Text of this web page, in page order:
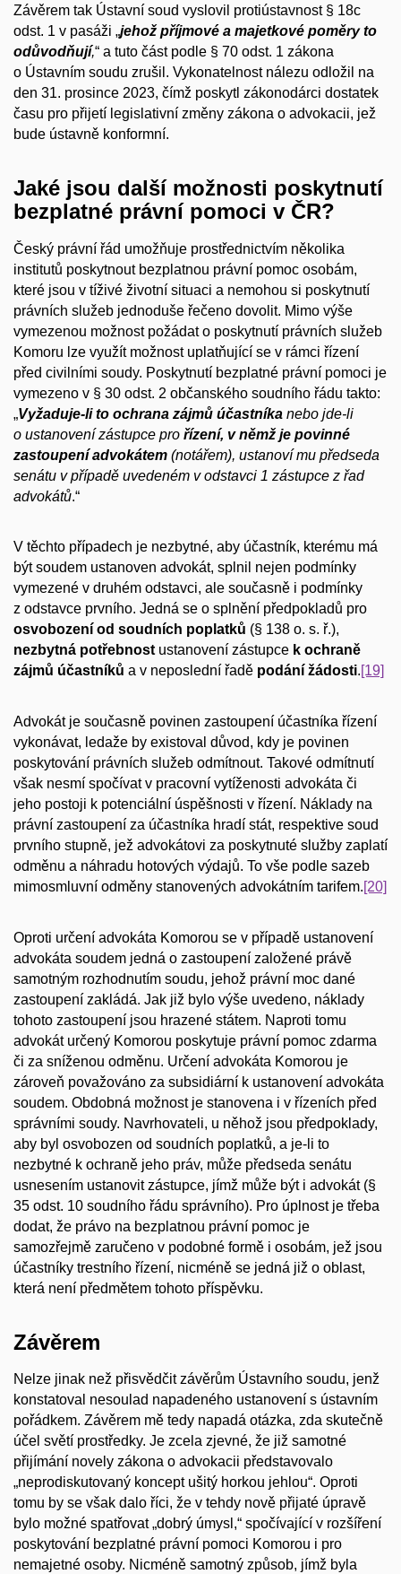
Závěrem tak Ústavní soud vyslovil protiústavnost § 18c
odst. 1 v pasáži „jehož příjmové a majetkové poměry to
odůvodňují,“ a tuto část podle § 70 odst. 1 zákona
o Ústavním soudu zrušil. Vykonatelnost nálezu odložil na
den 31. prosince 2023, čímž poskytl zákonodárci dostatek
času pro přijetí legislativní změny zákona o advokacii, jež
bude ústavně konformní.
Jaké jsou další možnosti poskytnutí
bezplatné právní pomoci v ČR?
Český právní řád umožňuje prostřednictvím několika
institutů poskytnout bezplatnou právní pomoc osobám,
které jsou v tíživé životní situaci a nemohou si poskytnutí
právních služeb jednoduše řečeno dovolit. Mimo výše
vymezenou možnost požádat o poskytnutí právních služeb
Komoru lze využít možnost uplatňující se v rámci řízení
před civilními soudy. Poskytnutí bezplatné právní pomoci je
vymezeno v § 30 odst. 2 občanského soudního řádu takto:
„Vyžaduje-li to ochrana zájmů účastníka nebo jde-li
o ustanovení zástupce pro řízení, v němž je povinné
zastoupení advokátem (notářem), ustanoví mu předseda
senátu v případě uvedeném v odstavci 1 zástupce z řad
advokátů.“
V těchto případech je nezbytné, aby účastník, kterému má
být soudem ustanoven advokát, splnil nejen podmínky
vymezené v druhém odstavci, ale současně i podmínky
z odstavce prvního. Jedná se o splnění předpokladů pro
osvobození od soudních poplatků (§ 138 o. s. ř.),
nezbytná potřebnost ustanovení zástupce k ochraně
zájmů účastníků a v neposlední řadě podání žádosti.[19]
Advokát je současně povinen zastoupení účastníka řízení
vykonávat, ledaže by existoval důvod, kdy je povinen
poskytování právních služeb odmítnout. Takové odmítnutí
však nesmí spočívat v pracovní vytíženosti advokáta či
jeho postoji k potenciální úspěšnosti v řízení. Náklady na
právní zastoupení za účastníka hradí stát, respektive soud
prvního stupně, jež advokátovi za poskytnuté služby zaplatí
odměnu a náhradu hotových výdajů. To vše podle sazeb
mimosmluvní odměny stanovených advokátním tarifem.[20]
Oproti určení advokáta Komorou se v případě ustanovení
advokáta soudem jedná o zastoupení založené právě
samotným rozhodnutím soudu, jehož právní moc dané
zastoupení zakládá. Jak již bylo výše uvedeno, náklady
tohoto zastoupení jsou hrazené státem. Naproti tomu
advokát určený Komorou poskytuje právní pomoc zdarma
či za sníženou odměnu. Určení advokáta Komorou je
zároveň považováno za subsidiární k ustanovení advokáta
soudem. Obdobná možnost je stanovena i v řízeních před
správními soudy. Navrhovateli, u něhož jsou předpoklady,
aby byl osvobozen od soudních poplatků, a je-li to
nezbytné k ochraně jeho práv, může předseda senátu
usnesením ustanovit zástupce, jímž může být i advokát (§
35 odst. 10 soudního řádu správního). Pro úplnost je třeba
dodat, že právo na bezplatnou právní pomoc je
samozřejmě zaručeno v podobné formě i osobám, jež jsou
účastníky trestního řízení, nicméně se jedná již o oblast,
která není předmětem tohoto příspěvku.
Závěrem
Nelze jinak než přisvědčit závěrům Ústavního soudu, jenž
konstatoval nesoulad napadeného ustanovení s ústavním
pořádkem. Závěrem mě tedy napadá otázka, zda skutečně
účel světí prostředky. Je zcela zjevné, že již samotné
přijímání novely zákona o advokacii představovalo
„neprodiskutovaný koncept ušitý horkou jehlou“. Oproti
tomu by se však dalo říci, že v tehdy nově přijaté úpravě
bylo možné spatřovat „dobrý úmysl,“ spočívající v rozšíření
poskytování bezplatné právní pomoci Komorou i pro
nemajetné osoby. Nicméně samotný způsob, jímž byla